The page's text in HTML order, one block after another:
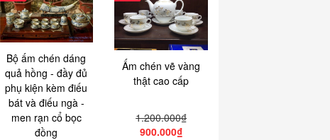
Bộ ấm chén dáng
quả hồng - đầy đủ
phụ kiện kèm điếu
bát và điếu ngà -
men rạn cổ bọc
đồng
Ấm chén vẽ vàng
thật cao cấp
1.200.000₫
900.000₫